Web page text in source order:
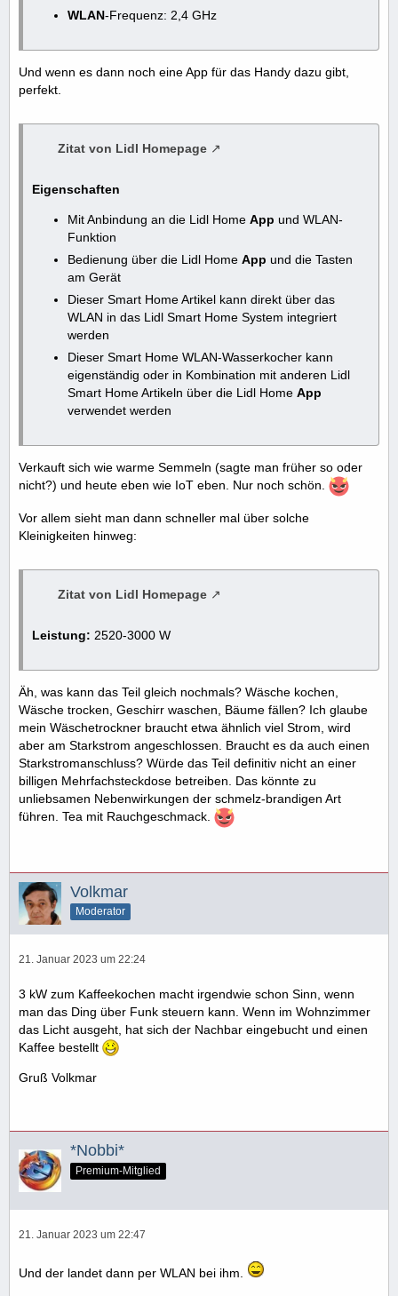
WLAN-Frequenz: 2,4 GHz
Und wenn es dann noch eine App für das Handy dazu gibt,
perfekt.
Zitat von Lidl Homepage
Eigenschaften
Mit Anbindung an die Lidl Home App und WLAN-
Funktion
Bedienung über die Lidl Home App und die Tasten
am Gerät
Dieser Smart Home Artikel kann direkt über das
WLAN in das Lidl Smart Home System integriert
werden
Dieser Smart Home WLAN-Wasserkocher kann
eigenständig oder in Kombination mit anderen Lidl
Smart Home Artikeln über die Lidl Home App
verwendet werden
Verkauft sich wie warme Semmeln (sagte man früher so oder
nicht?) und heute eben wie IoT eben. Nur noch schön.
Vor allem sieht man dann schneller mal über solche
Kleinigkeiten hinweg:
Zitat von Lidl Homepage
Leistung: 2520-3000 W
Äh, was kann das Teil gleich nochmals? Wäsche kochen,
Wäsche trocken, Geschirr waschen, Bäume fällen? Ich glaube
mein Wäschetrockner braucht etwa ähnlich viel Strom, wird
aber am Starkstrom angeschlossen. Braucht es da auch einen
Starkstromanschluss? Würde das Teil definitiv nicht an einer
billigen Mehrfachsteckdose betreiben. Das könnte zu
unliebsamen Nebenwirkungen der schmelz-brandigen Art
führen. Tea mit Rauchgeschmack.
Volkmar
Moderator
21. Januar 2023 um 22:24
3 kW zum Kaffeekochen macht irgendwie schon Sinn, wenn
man das Ding über Funk steuern kann. Wenn im Wohnzimmer
das Licht ausgeht, hat sich der Nachbar eingebucht und einen
Kaffee bestellt
Gruß Volkmar
*Nobbi*
Premium-Mitglied
21. Januar 2023 um 22:47
Und der landet dann per WLAN bei ihm.